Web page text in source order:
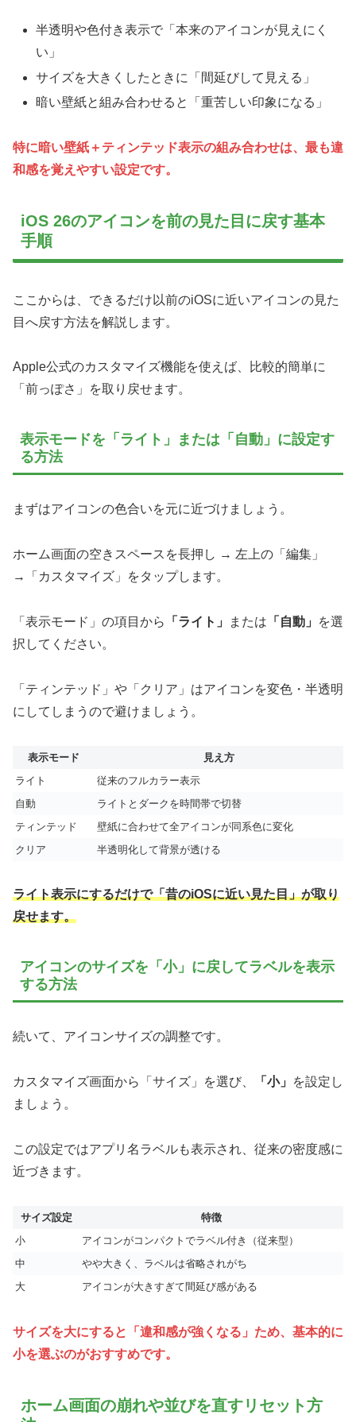
半透明や色付き表示で「本来のアイコンが見えにく
い」
サイズを大きくしたときに「間延びして見える」
暗い壁紙と組み合わせると「重苦しい印象になる」
特に暗い壁紙＋ティンテッド表示の組み合わせは、最も違
和感を覚えやすい設定です。
iOS 26のアイコンを前の見た目に戻す基本
手順
ここからは、できるだけ以前のiOSに近いアイコンの見た
目へ戻す方法を解説します。
Apple公式のカスタマイズ機能を使えば、比較的簡単に
「前っぽさ」を取り戻せます。
表示モードを「ライト」または「自動」に設定す
る方法
まずはアイコンの色合いを元に近づけましょう。
ホーム画面の空きスペースを長押し → 左上の「編集」
→「カスタマイズ」をタップします。
「表示モード」の項目から 「ライト」 または 「自動」
を選
択してください。
「ティンテッド」や「クリア」はアイコンを変色・半透明
にしてしまうので避けましょう。
表示モード
見え方
ライト
従来のフルカラー表示
自動
ライトとダークを時間帯で切替
ティンテッド
壁紙に合わせて全アイコンが同系色に変化
クリア
半透明化して背景が透ける
ライト表示にするだけで「昔のiOSに近い見た目」が取り
戻せます。
アイコンのサイズを「小」に戻してラベルを表示
する方法
続いて、アイコンサイズの調整です。
カスタマイズ画面から「サイズ」を選び、 「小」
を設定し
ましょう。
この設定ではアプリ名ラベルも表示され、従来の密度感に
近づきます。
サイズ設定
特徴
小
アイコンがコンパクトでラベル付き（従来型）
中
やや大きく、ラベルは省略されがち
大
アイコンが大きすぎて間延び感がある
サイズを大にすると「違和感が強くなる」ため、基本的に
小を選ぶのがおすすめです。
ホーム画面の崩れや並びを直すリセット方